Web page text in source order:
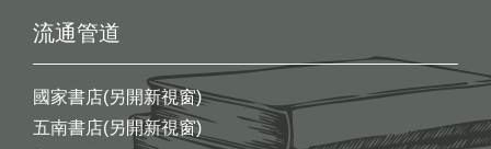
流通管道
國家書店(另開新視窗)
五南書店(另開新視窗)